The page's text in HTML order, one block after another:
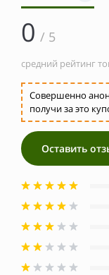
0 / 5
средний рейтинг
Совершенно
получи за это
Оставить